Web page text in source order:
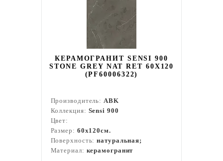
КЕРАМОГРАНИТ SENSI 900
STONE GREY NAT RET 60X120
(PF60006322)
Производитель:ABK
Коллекция: Sensi 900
Цвет:
Размер: 60x120см.
Поверхность:натуральная;
Материал: керамогранит